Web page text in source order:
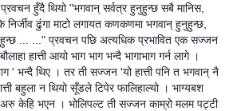
हुँदै थियो "भगवान् सर्वत्र हुनुहुन्छ सबै मानिस,
ढुंगा माटो लगायत कणकणमा भगवान् हुनुहुन्छ,
... ..." प्रवचन पछि अत्यधिक प्रभावित एक सज्जन
हात्ती आयो भाग भाग भन्दै भागाभाग गर्न लागे ।
' भन्दै थिए । तर ती सज्जन 'यो हात्ती पनि त भगवान् नै
बहुला न थियो सूँडले टिपेर फालिहाल्यो । भाग्यबश
केहि भएन । भोलिपल्ट ती सज्जन काम्रो मलम पट्टी